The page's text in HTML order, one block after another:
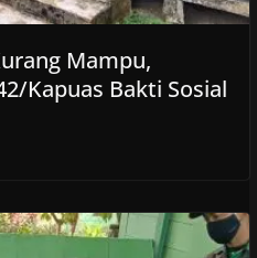
Mampu,
Kapuas Bakti Sosial